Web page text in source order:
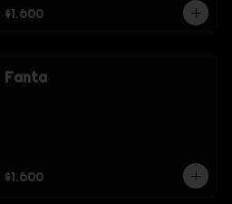
$1.600
Fanta
$1.600